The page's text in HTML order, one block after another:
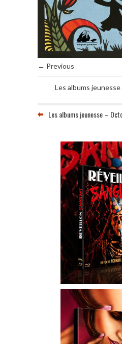
← Previous
Les albums
Les albums jeunesse –